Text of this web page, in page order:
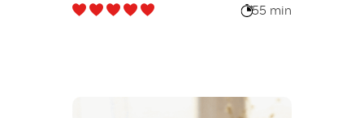
55 min